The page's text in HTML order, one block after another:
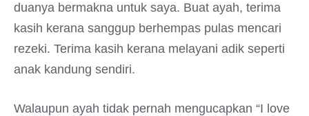
duanya bermakna untuk saya. Buat ayah, terima
kasih kerana sanggup berhempas pulas mencari
rezeki. Terima kasih kerana melayani adik seperti
anak kandung sendiri.
Walaupun ayah tidak pernah mengucapkan “I love